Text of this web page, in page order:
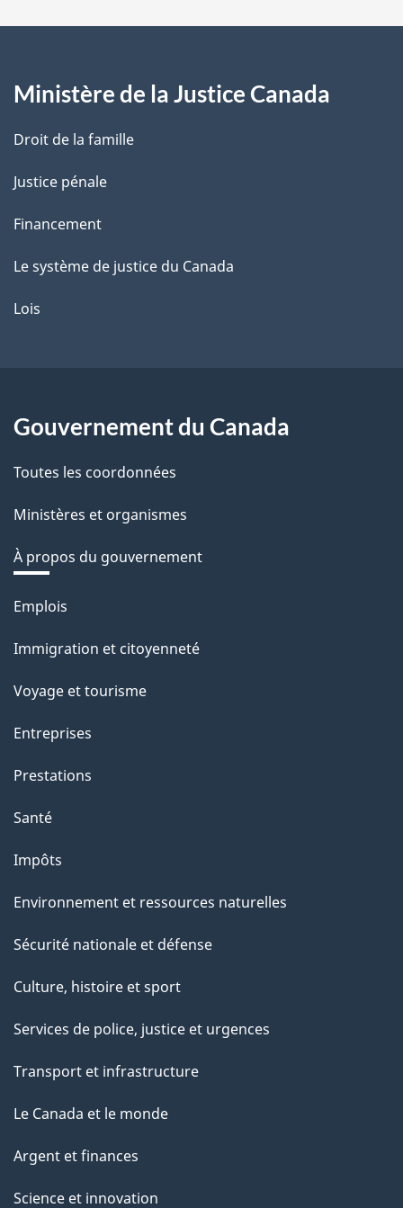
a
e
Ministère de la Justice Canada
Droit de la famille
Justice pénale
Financement
Le système de justice du Canada
Lois
Gouvernement du Canada
Toutes les coordonnées
Ministères et organismes
À propos du gouvernement
Thèmes
sujets
Emplois
Immigration et citoyenneté
Voyage et tourisme
Entreprises
Prestations
Santé
Impôts
Environnement et ressources naturelles
Sécurité nationale et défense
Culture, histoire et sport
Services de police, justice et urgences
Transport et infrastructure
Le Canada et le monde
Argent et finances
Science et innovation